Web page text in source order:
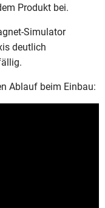
Produkt bei.
Simulator
deutlich
Ablauf beim Einbau: